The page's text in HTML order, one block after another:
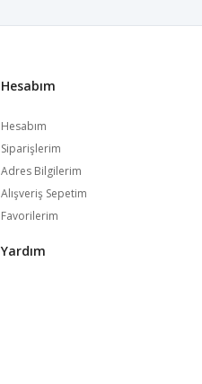
Hesabım
Hesabım
Siparişlerim
Adres Bilgilerim
Alışveriş Sepetim
Favorilerim
Yardım